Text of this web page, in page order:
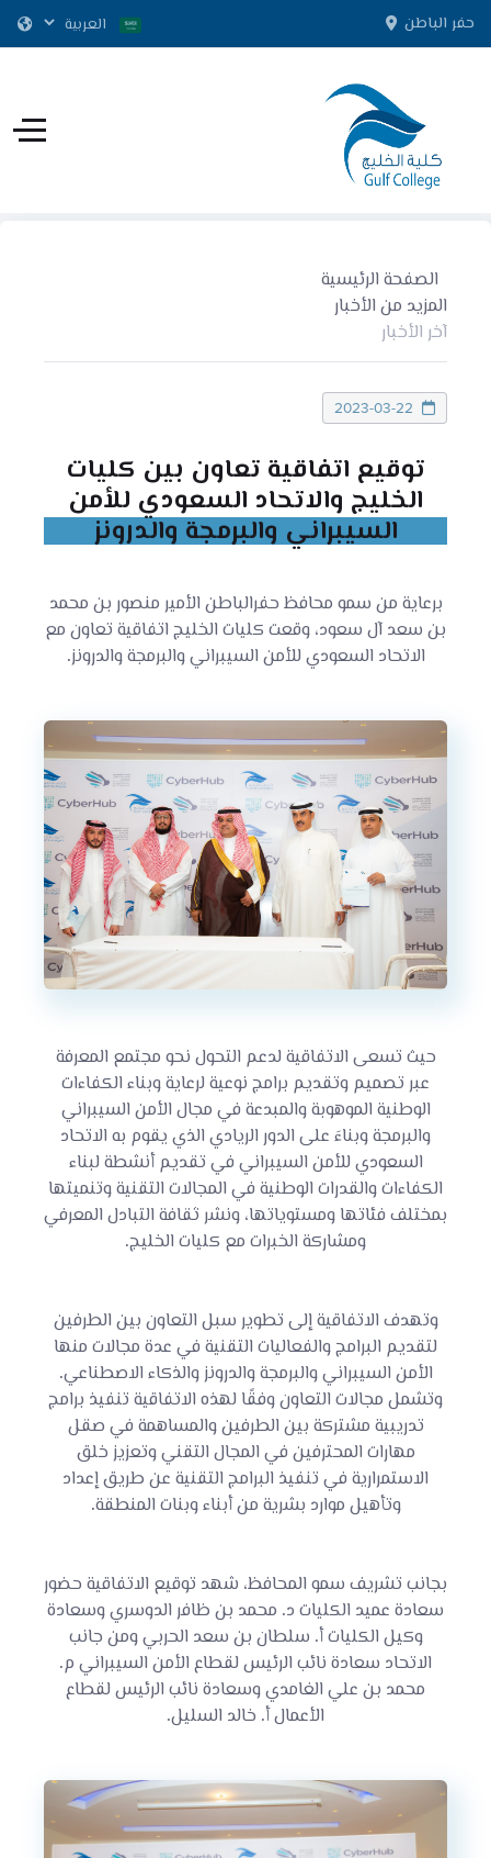
حفر الباطن
الصفحة الرئيسية
المزيد من الأخبار
آخر الأخبار
توقيع اتفاقية تعاون بين كليات
الخليج والاتحاد السعودي للأمن
السيبراني والبرمجة والدرونز
برعاية من سمو محافظ حفرالباطن الأمير منصور بن محمد
بن سعد آل سعود، وقعت كليات الخليج اتفاقية تعاون مع
الاتحاد السعودي للأمن السيبراني والبرمجة والدرونز.
حيث تسعى الاتفاقية لدعم التحول نحو مجتمع المعرفة
عبر تصميم وتقديم برامج نوعية لرعاية وبناء الكفاءات
الوطنية الموهوبة والمبدعة في مجال الأمن السيبراني
والبرمجة وبناءَ على الدور الريادي الذي يقوم به الاتحاد
السعودي للأمن السيبراني في تقديم أنشطة لبناء
الكفاءات والقدرات الوطنية في المجالات التقنية وتنميتها
بمختلف فئاتها ومستوياتها، ونشر ثقافة التبادل المعرفي
ومشاركة الخبرات مع كليات الخليج.
وتهدف الاتفاقية إلى تطوير سبل التعاون بين الطرفين
لتقديم البرامج والفعاليات التقنية في عدة مجالات منها
الأمن السيبراني والبرمجة والدرونز والذكاء الاصطناعي.
وتشمل مجالات التعاون وفقًا لهذه الاتفاقية تنفيذ برامج
تدريبية مشتركة بين الطرفين والمساهمة في صقل
مهارات المحترفين في المجال التقني وتعزيز خلق
الاستمرارية في تنفيذ البرامج التقنية عن طريق إعداد
وتأهيل موارد بشرية من أبناء وبنات المنطقة.
بجانب تشريف سمو المحافظ، شهد توقيع الاتفاقية حضور
سعادة عميد الكليات د. محمد بن ظافر الدوسري وسعادة
وكيل الكليات أ. سلطان بن سعد الحربي ومن جانب
الاتحاد سعادة نائب الرئيس لقطاع الأمن السيبراني م.
محمد بن علي الغامدي وسعادة نائب الرئيس لقطاع
الأعمال أ. خالد السليل.